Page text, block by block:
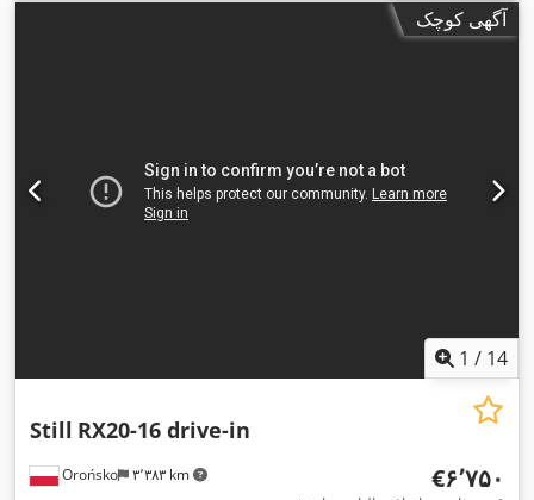
آگهی کوچک
1 / 14
Orońsko ۳٬۳۸۳ km
Still RX20-16 drive-in
‎€۶٬۷۵۰